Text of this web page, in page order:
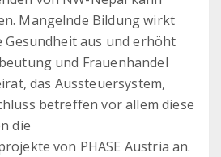
Mangelnde Bildung wirkt
Gesundheit aus und erhöht
und Frauenhandel
das Aussteuersystem,
betreffen vor allem diese
die
von PHASE Austria an.